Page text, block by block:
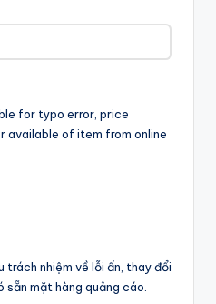
for typo error, price
available of item from online
trách nhiệm về lỗi ấn, thay đổi
mặt hàng quảng cáo.